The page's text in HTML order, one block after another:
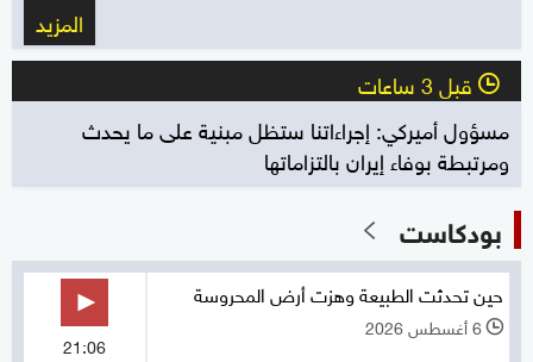
المزيد
l قبل 3 ساعات
مسؤول أميركي: إجراءاتنا ستظل مبنية على ما يحدث
ومرتبطة بوفاء إيران بالتزاماتها
بودكاست
حين تحدثت الطبيعة وهزت أرض المحروسة
l 6 أغسطس 2026
21:06